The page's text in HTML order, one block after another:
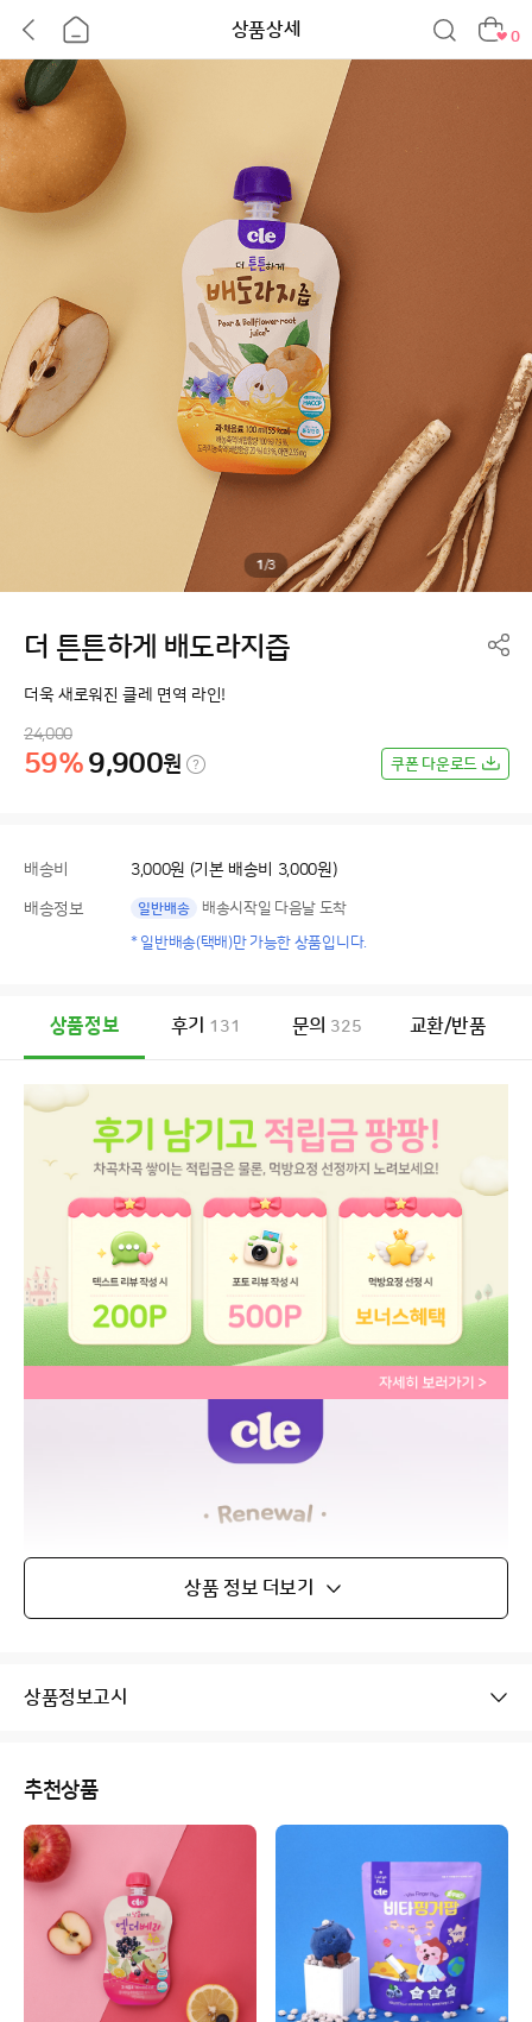
상품상세 0
1/3
더 튼튼하게 배도라지즙
더욱 새로워진 클레 면역 라인!
24,000
59%9,900원 쿠폰 다운로드
배송비 3,000원 (기본 배송비 3,000원)
배송정보 일반배송 배송시작일 다음날 도착
* 일반배송(택배)만 가능한 상품입니다.
상품정보 후기 131 문의 325 교환/반품
상품 정보 더보기
상품정보고시
추천상품